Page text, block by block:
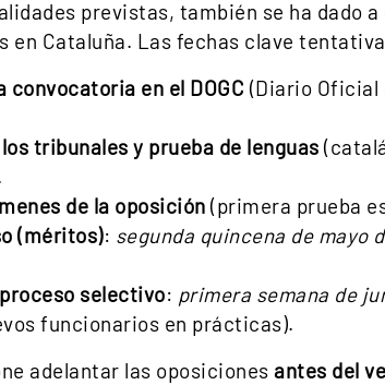
previstas, también se ha dado a
en Cataluña. Las fechas clave
convocatoria en el DOGC (Diario Oficial
tribunales y prueba de lenguas
de la oposición (primera prueba
(méritos): segunda quincena de mayo
selectivo: primera semana de
funcionarios en prácticas).
adelantar las oposicionesantes del